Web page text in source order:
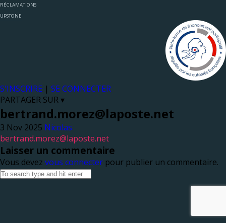
RÉCLAMATIONS
UPSTONE
S'INSCRIRE | SE CONNECTER
PARTAGER SUR ▾
bertrand.morez@laposte.net
Nicolas
bertrand.morez@laposte.net
Laisser un commentaire
Vous devez vous connecter pour publier un commentaire.